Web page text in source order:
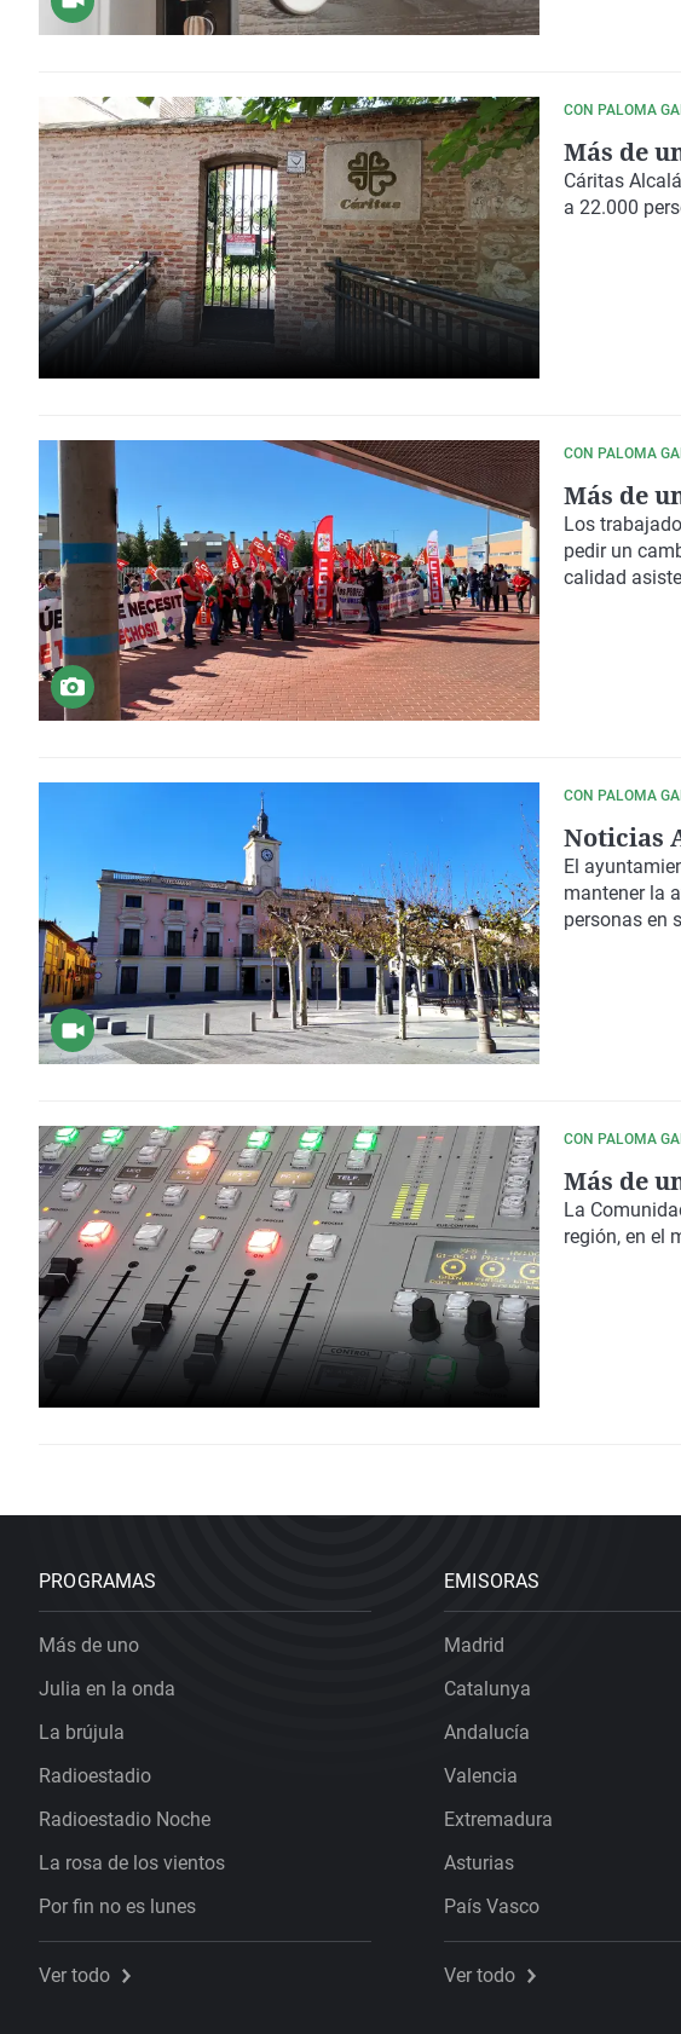
CON PALOMA
Más de
Cáritas
a 22.000
CON PALOMA
Más de
Los
pedir un
calidad
CON PALOMA
Noticias
El
mantener la
personas en
CON PALOMA
Más de
La
región, en el
PROGRAMAS
Más de uno
Julia en la onda
La brújula
Radioestadio
Radioestadio Noche
La rosa de los vientos
Por fin no es lunes
Ver todo
EMISORAS
Madrid
Catalunya
Andalucía
Valencia
Extremadura
Asturias
País Vasco
Ver todo